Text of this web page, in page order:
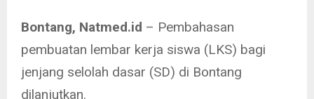
Bontang, Natmed.id – Pembahasan
pembuatan lembar kerja siswa (LKS) bagi
jenjang selolah dasar (SD) di Bontang
dilanjutkan.